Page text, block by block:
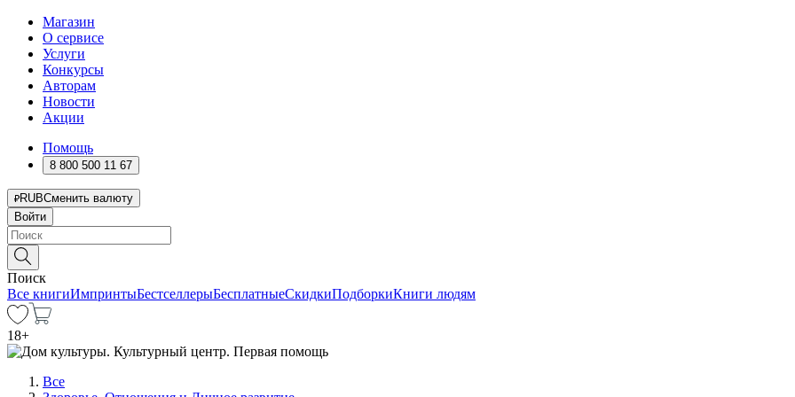
Магазин
О сервисе
Услуги
Конкурсы
Авторам
Новости
Акции
Помощь
8 800 500 11 67
RUBСменить валюту
Войти
Поиск
Все книгиИмпринтыБестселлерыБесплатныеСкидкиПодборкиКниги людям
18+
Все